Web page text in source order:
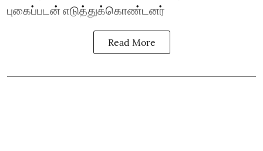
புகைப்படன் எடுத்துக்கொண்டனர்
Read More